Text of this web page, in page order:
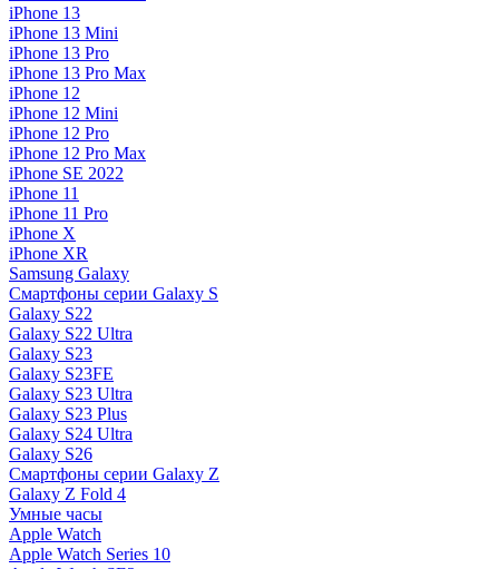
iPhone 13
iPhone 13 Mini
iPhone 13 Pro
iPhone 13 Pro Max
iPhone 12
iPhone 12 Mini
iPhone 12 Pro
iPhone 12 Pro Max
iPhone SE 2022
iPhone 11
iPhone 11 Pro
iPhone X
iPhone XR
Samsung Galaxy
Смартфоны серии Galaxy S
Galaxy S22
Galaxy S22 Ultra
Galaxy S23
Galaxy S23FE
Galaxy S23 Ultra
Galaxy S23 Plus
Galaxy S24 Ultra
Galaxy S26
Смартфоны серии Galaxy Z
Galaxy Z Fold 4
Умные часы
Apple Watch
Apple Watch Series 10